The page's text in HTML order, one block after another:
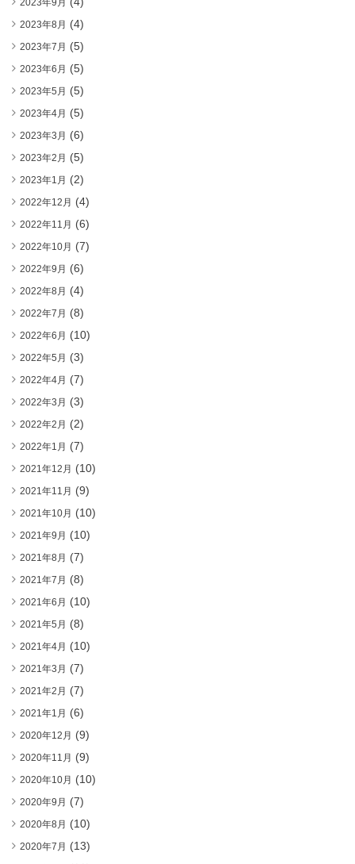
2023年8月 (4)
2023年7月 (5)
2023年6月 (5)
2023年5月 (5)
2023年4月 (5)
2023年3月 (6)
2023年2月 (5)
2023年1月 (2)
2022年12月 (4)
2022年11月 (6)
2022年10月 (7)
2022年9月 (6)
2022年8月 (4)
2022年7月 (8)
2022年6月 (10)
2022年5月 (3)
2022年4月 (7)
2022年3月 (3)
2022年2月 (2)
2022年1月 (7)
2021年12月 (10)
2021年11月 (9)
2021年10月 (10)
2021年9月 (10)
2021年8月 (7)
2021年7月 (8)
2021年6月 (10)
2021年5月 (8)
2021年4月 (10)
2021年3月 (7)
2021年2月 (7)
2021年1月 (6)
2020年12月 (9)
2020年11月 (9)
2020年10月 (10)
2020年9月 (7)
2020年8月 (10)
2020年7月 (13)